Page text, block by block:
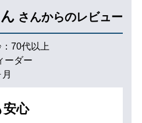
さんからのレビュー
70代以上
ーダー
安心